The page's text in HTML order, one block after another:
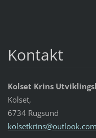
Kontakt
Kolset Krins
Kolset,
6734 Rugsund
kolsetkrins@outlook.com